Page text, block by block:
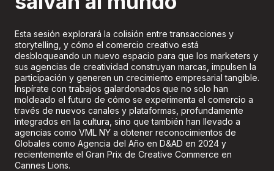
Esta sesión explorará la colisión entre transacciones y
storytelling, y cómo el comercio creativo está
desbloqueando un nuevo espacio para que los marketers y
sus agencias de creatividad construyan marcas, impulsen la
participación y generen un crecimiento empresarial tangible.
Inspírate con trabajos galardonados que no solo han
moldeado el futuro de cómo se experimenta el comercio a
través de nuevos canales y plataformas, profundamente
integrados en la cultura, sino que también han llevado a
agencias como VML NY a obtener reconocimientos de
Globales como Agencia del Año en D&AD en 2024 y
recientemente el Gran Prix de Creative Commerce en
Cannes Lions.